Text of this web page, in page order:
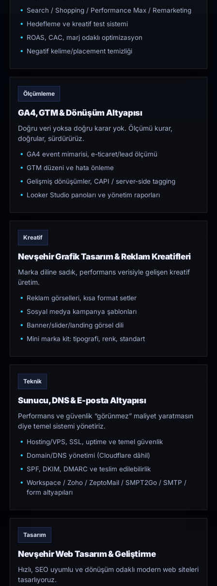
Search / Shopping / Performance Max / Remarketing
Hedefleme ve kreatif test sistemi
ROAS, CAC, marj odaklı optimizasyon
Negatif kelime/placement temizliği
Ölçümleme
GA4, GTM & Dönüşüm Altyapısı
Doğru veri yoksa doğru karar yok. Ölçümü kurar,
doğrular, sürdürürüz.
GA4 event mimarisi, e-ticaret/lead ölçümü
GTM düzeni ve hata önleme
Gelişmiş dönüşümler, CAPI / server-side tagging
Looker Studio panoları ve yönetim raporları
Kreatif
Nevşehir Grafik Tasarım & Reklam Kreatifleri
Marka diline sadık, performans verisiyle gelişen kreatif
üretim.
Reklam görselleri, kısa format setler
Sosyal medya kampanya şablonları
Banner/slider/landing görsel dili
Mini marka kit: tipografi, renk, standart
Teknik
Sunucu, DNS & E-posta Altyapısı
Performans ve güvenlik “görünmez” maliyet yaratmasın
diye temel sistemi yönetiriz.
Hosting/VPS, SSL, uptime ve temel güvenlik
Domain/DNS yönetimi (Cloudflare dâhil)
SPF, DKIM, DMARC ve teslim edilebilirlik
Workspace / Zoho / ZeptoMail / SMPT2Go / SMTP /
form altyapıları
Tasarım
Nevşehir Web Tasarım & Geliştirme
Hızlı, SEO uyumlu ve dönüşüm odaklı modern web siteleri
tasarlıyoruz.